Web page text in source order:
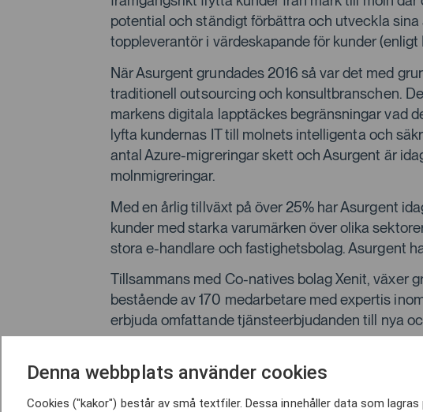
potential och ständigt förbättra och utveckla sina
toppleverantör i värdeskapande för kunder
När Asurgent grundades 2016 så var det med
traditionell outsourcing och konsultbranschen.
markens digitala lapptäckes begränsningar vad
lyfta kundernas IT till molnets intelligenta och
antal Azure-migreringar skett och Asurgent är
molnmigreringar.
Med en årlig tillväxt på över 25% har Asurgent
kunder med starka varumärken över olika
stora e-handlare och fastighetsbolag. Asurgent
Tillsammans med Co-natives bolag Xenit, växer
bestående av 170 medarbetare med expertis
erbjuda omfattande tjänsteerbjudanden till nya
Med Asurgent blir Co-native en
som erbjuder toppmoderna tjänster inom
Denna webbplats använder cookies
Cookies ("kakor") består av små textfiler. Dessa innehåller data som lagras